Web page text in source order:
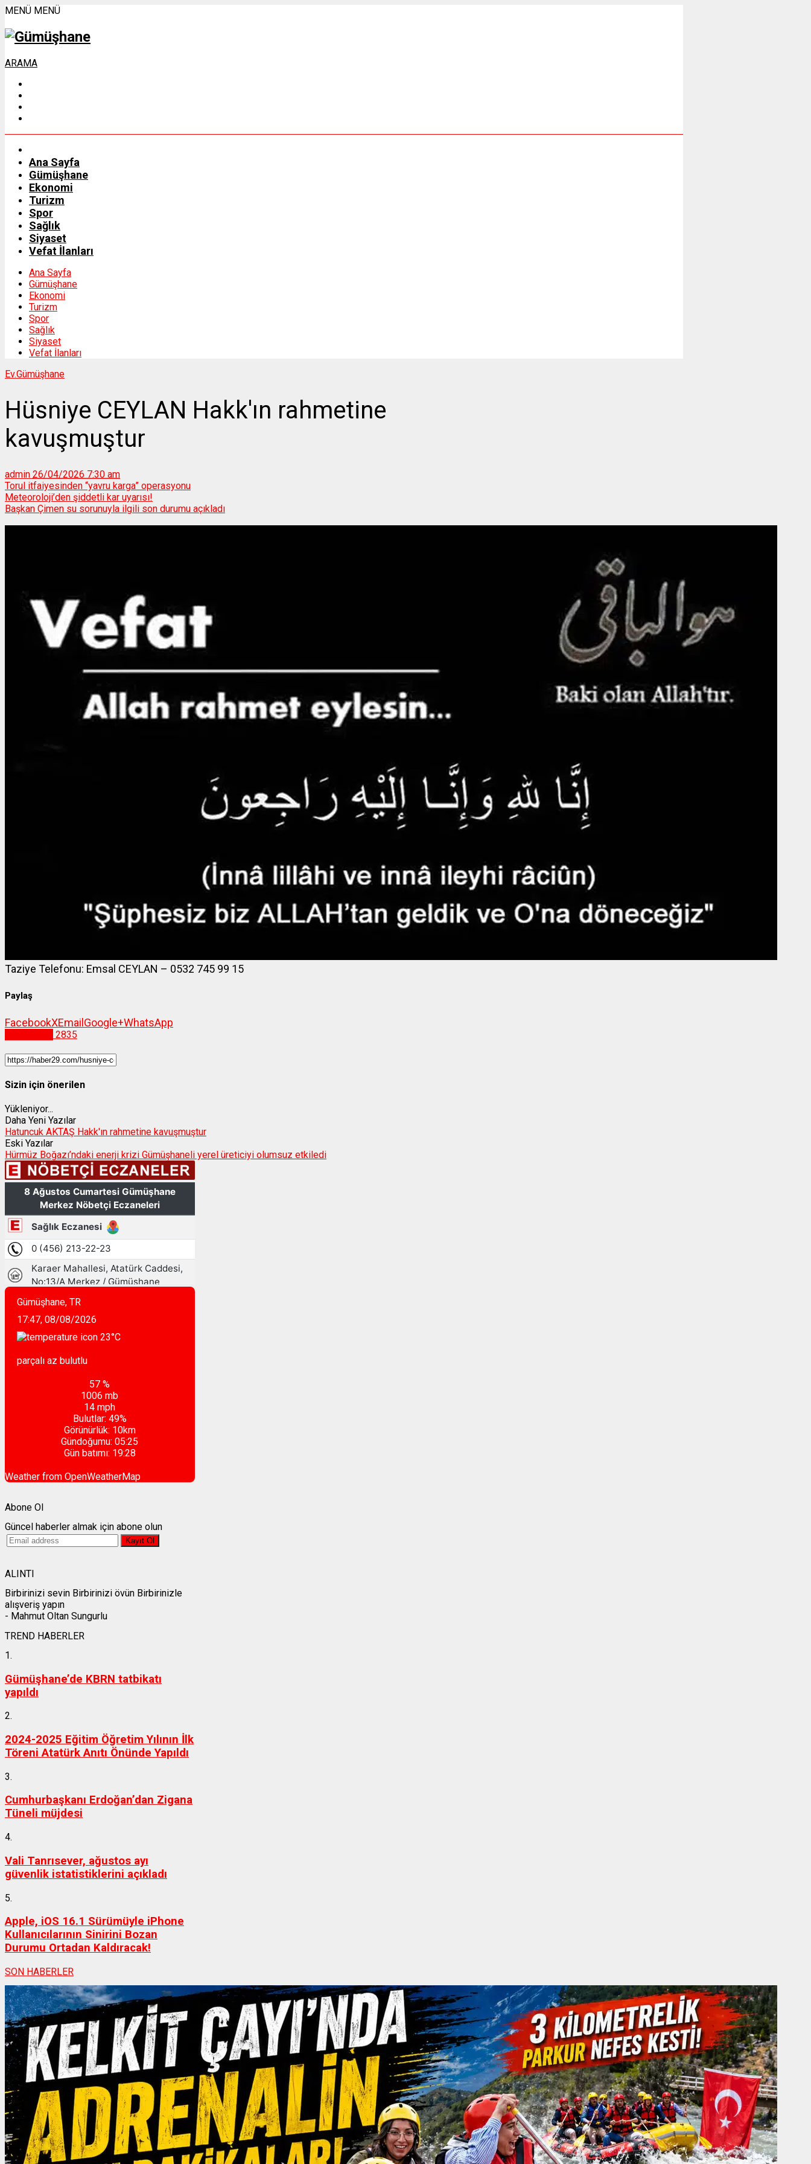
MENÜ MENÜ
ARAMA
Ana Sayfa
Gümüşhane
Ekonomi
Turizm
Spor
Sağlık
Siyaset
Vefat İlanları
Ana Sayfa
Gümüşhane
Ekonomi
Turizm
Spor
Sağlık
Siyaset
Vefat İlanları
Ev.Gümüşhane
Hüsniye CEYLAN Hakk'ın rahmetine
kavuşmuştur
admin 26/04/2026 7:30 am
Torul itfaiyesinden “yavru karga” operasyonu
Meteoroloji’den şiddetli kar uyarısı!
Başkan Çimen su sorunuyla ilgili son durumu açıkladı
Taziye Telefonu: Emsal CEYLAN – 0532 745 99 15
Paylaş
FacebookXEmail Google+WhatsApp
2835
Sizin için önerilen
Yükleniyor...
Daha Yeni Yazılar
Hatuncuk AKTAŞ Hakk'ın rahmetine kavuşmuştur
Eski Yazılar
Hürmüz Boğazı’ndaki enerji krizi Gümüşhaneli yerel üreticiyi olumsuz etkiledi
Gümüşhane, TR
17:47, 08/08/2026
23°C
parçalı az bulutlu
57 %
1006 mb
14 mph
Bulutlar: 49%
Görünürlük: 10km
Gündoğumu: 05:25
Gün batımı: 19:28
Weather from OpenWeatherMap
Abone Ol
Güncel haberler almak için abone olun
ALINTI
Birbirinizi sevin Birbirinizi övün Birbirinizle
alışveriş yapın
- Mahmut Oltan Sungurlu
TREND HABERLER
1.
Gümüşhane’de KBRN tatbikatı
yapıldı
2.
2024-2025 Eğitim Öğretim Yılının İlk
Töreni Atatürk Anıtı Önünde Yapıldı
3.
Cumhurbaşkanı Erdoğan’dan Zigana
Tüneli müjdesi
4.
Vali Tanrısever, ağustos ayı
güvenlik istatistiklerini açıkladı
5.
Apple, iOS 16.1 Sürümüyle iPhone
Kullanıcılarının Sinirini Bozan
Durumu Ortadan Kaldıracak!
SON HABERLER